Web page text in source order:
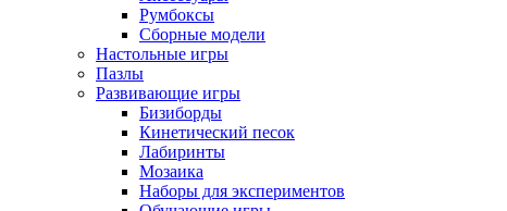
Румбоксы
Сборные модели
Настольные игры
Пазлы
Развивающие игры
Бизиборды
Кинетический песок
Лабиринты
Мозаика
Наборы для экспериментов